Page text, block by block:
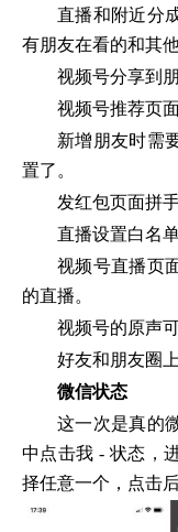
直播和附近分
有朋友在看的和其
视频号分享到
视频号推荐页
新增朋友时需
置了。
发红包页面拼
直播设置白名
视频号直播页
的直播。
视频号的原声
好友和朋友圈
微信状态
这一次是真的
中点击我 - 状态，
择任意一个，点击